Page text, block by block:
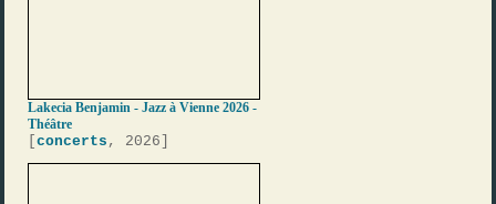
Lakecia Benjamin - Jazz à Vienne 2026 -
Théâtre
[concerts , 2026]